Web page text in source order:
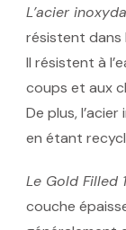
L’acier
résistent dans
Il résistent à
coups et aux
De plus,
en étant
Le Gold Filled
couche